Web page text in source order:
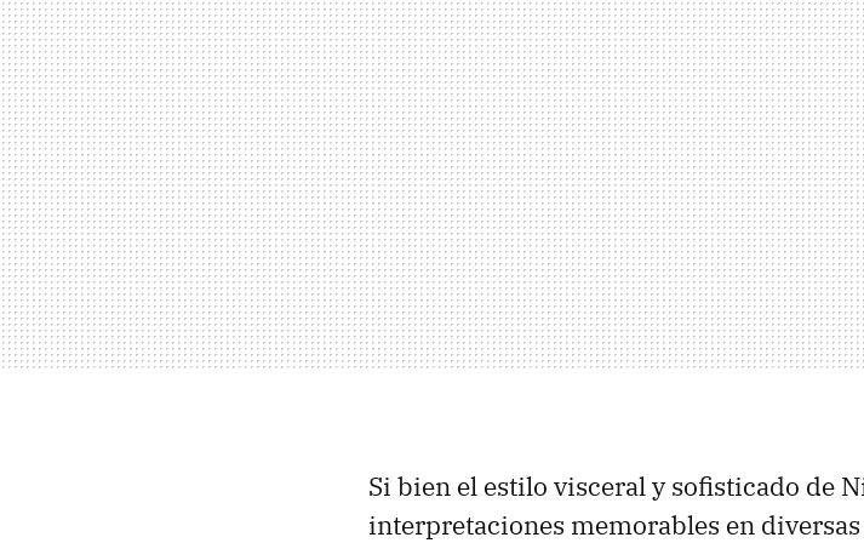
Si bien el estilo visceral y sofisticado de
interpretaciones memorables en